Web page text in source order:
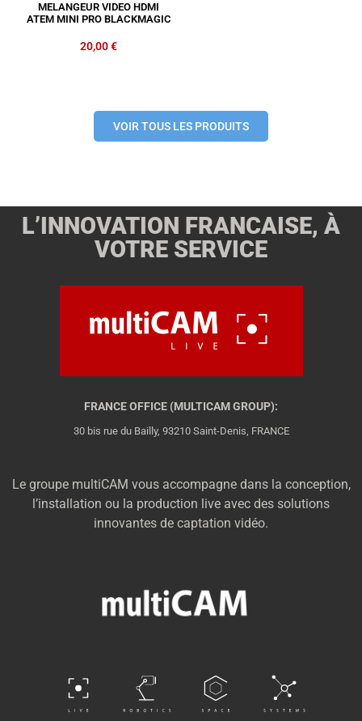
MELANGEUR VIDEO HDMI
ATEM MINI PRO BLACKMAGIC
20,00€
VOIR TOUS LES PRODUITS
L’INNOVATION FRANCAISE, À
VOTRE SERVICE
FRANCE OFFICE (MULTICAM GROUP):
30 bis rue du Bailly, 93210 Saint-Denis, FRANCE
Le groupe multiCAM vous accompagne dans la conception,
l’installation ou la production live avec des solutions
innovantes de captation vidéo.